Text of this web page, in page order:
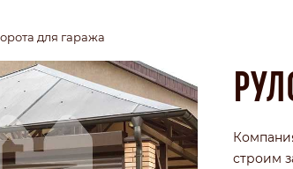
ПРОФНАСТИЛА
С
КИРПИЧНЫЕ
ДЕРЕВЯННЫЕ
для гаража
строим